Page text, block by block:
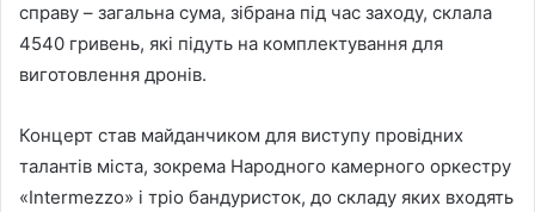
справу – загальна сума, зібрана під час заходу, склала
4540 гривень, які підуть на комплектування для
виготовлення дронів.
Концерт став майданчиком для виступу провідних
талантів міста, зокрема Народного камерного оркестру
«Intermezzo» і тріо бандуристок, до складу яких входять